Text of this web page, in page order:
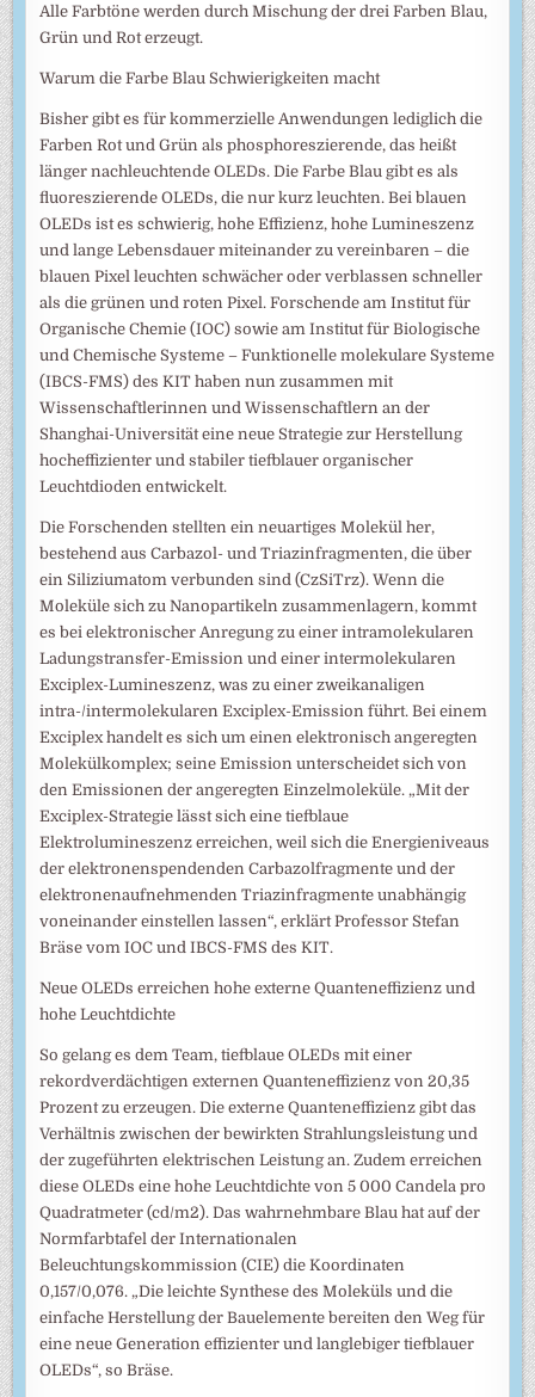
Alle Farbtöne werden durch Mischung der drei Farben Blau,
Grün und Rot erzeugt.
Warum die Farbe Blau Schwierigkeiten macht
Bisher gibt es für kommerzielle Anwendungen lediglich die
Farben Rot und Grün als phosphoreszierende, das heißt
länger nachleuchtende OLEDs. Die Farbe Blau gibt es als
fluoreszierende OLEDs, die nur kurz leuchten. Bei blauen
OLEDs ist es schwierig, hohe Effizienz, hohe Lumineszenz
und lange Lebensdauer miteinander zu vereinbaren – die
blauen Pixel leuchten schwächer oder verblassen schneller
als die grünen und roten Pixel. Forschende am Institut für
Organische Chemie (IOC) sowie am Institut für Biologische
und Chemische Systeme – Funktionelle molekulare Systeme
(IBCS-FMS) des KIT haben nun zusammen mit
Wissenschaftlerinnen und Wissenschaftlern an der
Shanghai-Universität eine neue Strategie zur Herstellung
hocheffizienter und stabiler tiefblauer organischer
Leuchtdioden entwickelt.
Die Forschenden stellten ein neuartiges Molekül her,
bestehend aus Carbazol- und Triazinfragmenten, die über
ein Siliziumatom verbunden sind (CzSiTrz). Wenn die
Moleküle sich zu Nanopartikeln zusammenlagern, kommt
es bei elektronischer Anregung zu einer intramolekularen
Ladungstransfer-Emission und einer intermolekularen
Exciplex-Lumineszenz, was zu einer zweikanaligen
intra-/intermolekularen Exciplex-Emission führt. Bei einem
Exciplex handelt es sich um einen elektronisch angeregten
Molekülkomplex; seine Emission unterscheidet sich von
den Emissionen der angeregten Einzelmoleküle. „Mit der
Exciplex-Strategie lässt sich eine tiefblaue
Elektrolumineszenz erreichen, weil sich die Energieniveaus
der elektronenspendenden Carbazolfragmente und der
elektronenaufnehmenden Triazinfragmente unabhängig
voneinander einstellen lassen“, erklärt Professor Stefan
Bräse vom IOC und IBCS-FMS des KIT.
Neue OLEDs erreichen hohe externe Quanteneffizienz und
hohe Leuchtdichte
So gelang es dem Team, tiefblaue OLEDs mit einer
rekordverdächtigen externen Quanteneffizienz von 20,35
Prozent zu erzeugen. Die externe Quanteneffizienz gibt das
Verhältnis zwischen der bewirkten Strahlungsleistung und
der zugeführten elektrischen Leistung an. Zudem erreichen
diese OLEDs eine hohe Leuchtdichte von 5 000 Candela pro
Quadratmeter (cd/m2). Das wahrnehmbare Blau hat auf der
Normfarbtafel der Internationalen
Beleuchtungskommission (CIE) die Koordinaten
0,157/0,076. „Die leichte Synthese des Moleküls und die
einfache Herstellung der Bauelemente bereiten den Weg für
eine neue Generation effizienter und langlebiger tiefblauer
OLEDs“, so Bräse.